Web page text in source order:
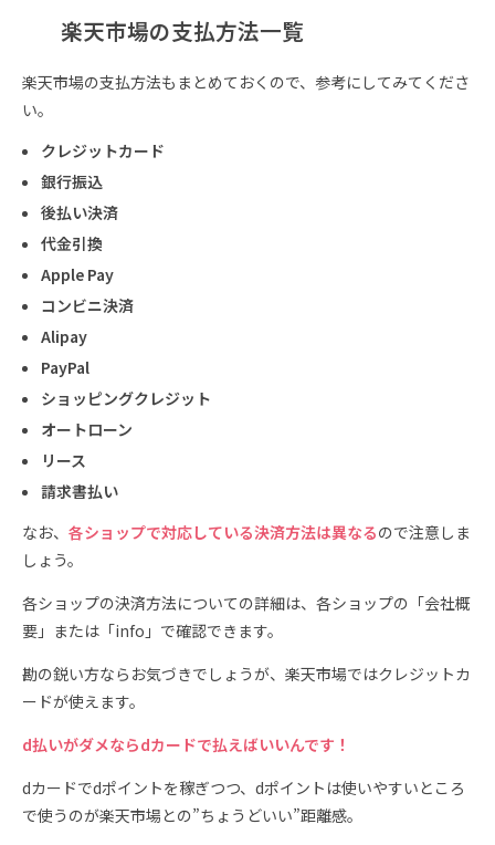
楽天市場の支払方法一覧
楽天市場の支払方法もまとめておくので、参考にしてみてくださ
い。
クレジットカード
銀行振込
後払い決済
代金引換
Apple Pay
コンビニ決済
Alipay
PayPal
ショッピングクレジット
オートローン
リース
請求書払い
なお、 各ショップで対応している決済方法は異なるので注意しま
しょう。
各ショップの決済方法についての詳細は、各ショップの「会社概
要」または「info」で確認できます。
勘の鋭い方ならお気づきでしょうが、楽天市場ではクレジットカ
ードが使えます。
d払いがダメならdカードで払えばいいんです！
dカードでdポイントを稼ぎつつ、dポイントは使いやすいところ
で使うのが楽天市場との”ちょうどいい”距離感。